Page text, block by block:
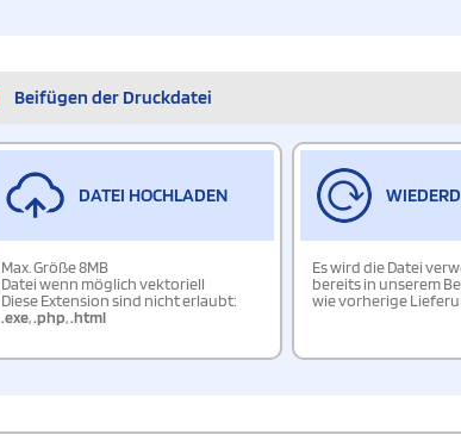
Beifügen der Druckdatei
DATEI HOCHLADEN
Max. Größe 8MB
Datei wenn möglich vektoriell
Diese Extension sind nicht erlaubt:
.exe,.php,.html
Es wird die Datei
bereits in unserem
wie vorherige